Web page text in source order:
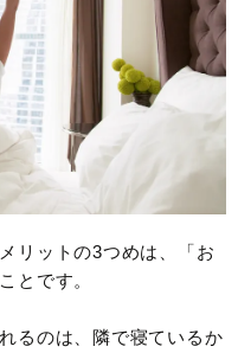
リットの3つめは、「お
とです。
るのは、隣で寝ているか